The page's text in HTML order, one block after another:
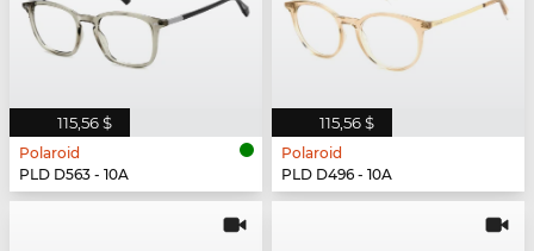
115,56 $
Polaroid
PLD D563 - 10A
115,56 $
Polaroid
PLD D496 - 10A